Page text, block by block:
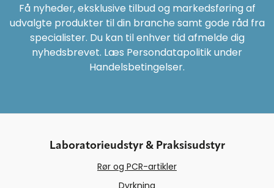
Få nyheder, eksklusive tilbud og markedsføring af
udvalgte produkter til din branche samt gode råd fra
specialister. Du kan til enhver tid afmelde dig
nyhedsbrevet. Læs Persondatapolitik under
Handelsbetingelser.
Laboratorieudstyr & Praksisudstyr
Rør og PCR-artikler
Dyrkning